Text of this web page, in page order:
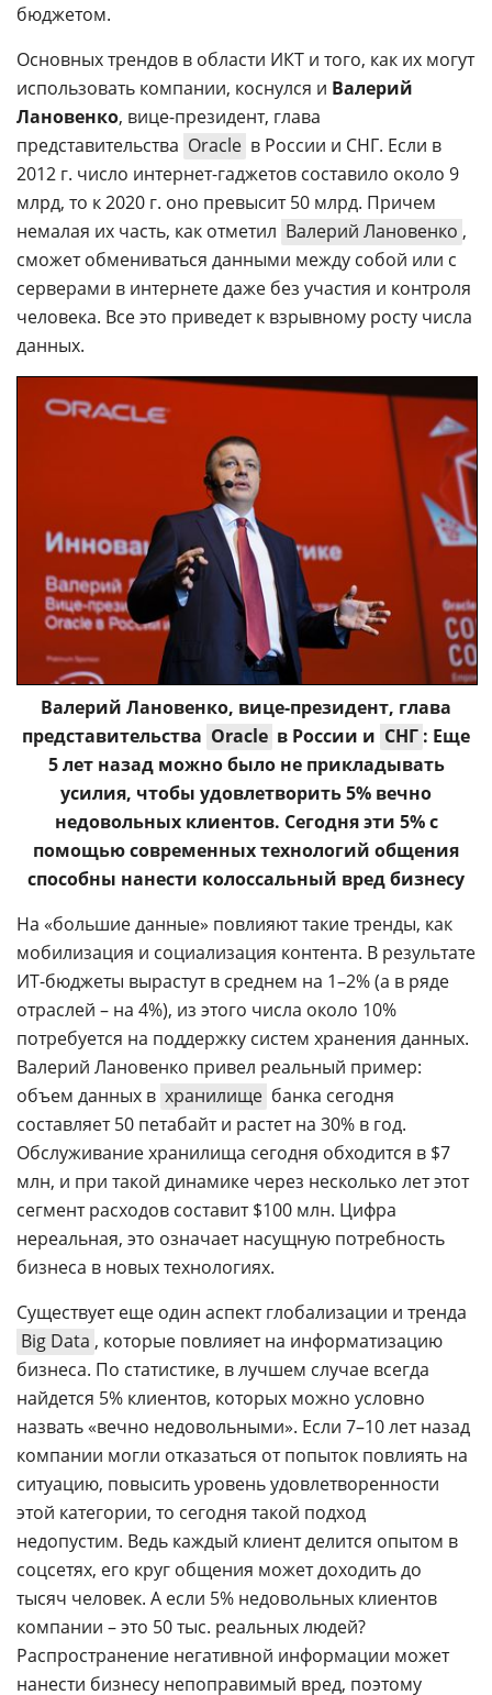
бюджетом.
Основных трендов в области ИКТ и того, как их могут
использовать компании, коснулся и Валерий
Лановенко, вице-президент, глава
представительства Oracle в России и СНГ. Если в
2012 г. число интернет-гаджетов составило около 9
млрд, то к 2020 г. оно превысит 50 млрд. Причем
немалая их часть, как отметил Валерий Лановенко ,
сможет обмениваться данными между собой или с
серверами в интернете даже без участия и контроля
человека. Все это приведет к взрывному росту числа
данных.
Валерий Лановенко, вице-президент, глава
представительства Oracle в России и СНГ : Еще
5 лет назад можно было не прикладывать
усилия, чтобы удовлетворить 5% вечно
недовольных клиентов. Сегодня эти 5% с
помощью современных технологий общения
способны нанести колоссальный вред бизнесу
На «большие данные» повлияют такие тренды, как
мобилизация и социализация контента. В результате
ИТ-бюджеты вырастут в среднем на 1–2% (а в ряде
отраслей – на 4%), из этого числа около 10%
потребуется на поддержку систем хранения данных.
Валерий Лановенко привел реальный пример:
объем данных в хранилище банка сегодня
составляет 50 петабайт и растет на 30% в год.
Обслуживание хранилища сегодня обходится в $7
млн, и при такой динамике через несколько лет этот
сегмент расходов составит $100 млн. Цифра
нереальная, это означает насущную потребность
бизнеса в новых технологиях.
Существует еще один аспект глобализации и тренда
Big Data , которые повлияет на информатизацию
бизнеса. По статистике, в лучшем случае всегда
найдется 5% клиентов, которых можно условно
назвать «вечно недовольными». Если 7–10 лет назад
компании могли отказаться от попыток повлиять на
ситуацию, повысить уровень удовлетворенности
этой категории, то сегодня такой подход
недопустим. Ведь каждый клиент делится опытом в
соцсетях, его круг общения может доходить до
тысяч человек. А если 5% недовольных клиентов
компании – это 50 тыс. реальных людей?
Распространение негативной информации может
нанести бизнесу непоправимый вред, поэтому